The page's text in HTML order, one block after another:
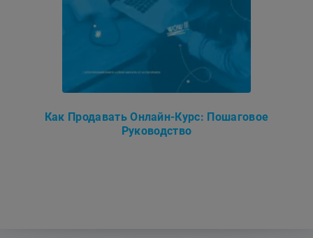
Как Продавать Онлайн-Курс: Пошаговое
Руководство